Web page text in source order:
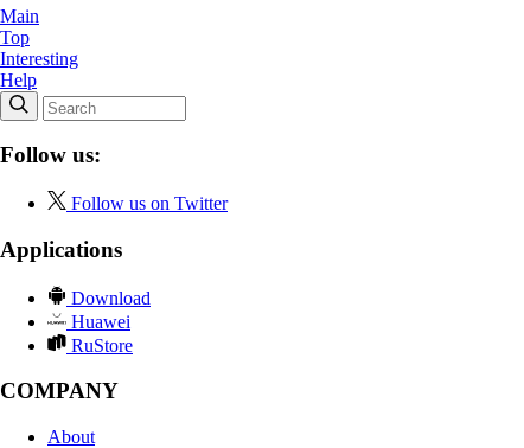
Main
Top
Interesting
Help
Follow us:
Follow us on Twitter
Applications
Download
Huawei
RuStore
COMPANY
About